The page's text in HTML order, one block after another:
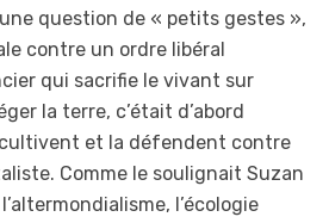
une question de « petits gestes »,
contre un ordre libéral
qui sacrifie le vivant sur
la terre, c’était d’abord
et la défendent contre
Comme le soulignait Suzan
l’écologie